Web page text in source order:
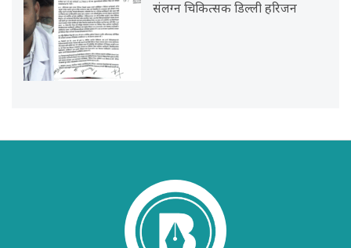
संलग्न चिकित्सक डिल्ली हरिजन